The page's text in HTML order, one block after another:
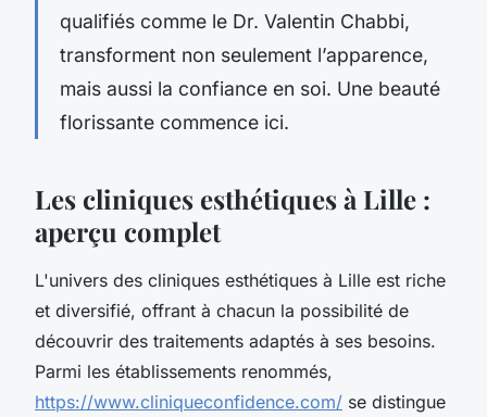
qualifiés comme le Dr. Valentin Chabbi,
transforment non seulement l’apparence,
mais aussi la confiance en soi. Une beauté
florissante commence ici.
Les cliniques esthétiques à Lille :
aperçu complet
L'univers des cliniques esthétiques à Lille est riche
et diversifié, offrant à chacun la possibilité de
découvrir des traitements adaptés à ses besoins.
Parmi les établissements renommés,
https://www.cliniqueconfidence.com/ se distingue